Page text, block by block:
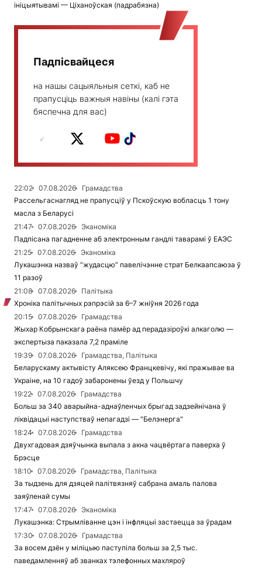
ініцыятывамі — Ціханоўская (падрабязна)
Падпісвайцеся
на нашы сацыяльныя сеткі, каб не
прапусціць важныя навіны (калі гэта
бяспечна для вас)
22:02 07.08.2026
Грамадства
Рассельгаснагляд не прапусціў у Пскоўскую вобласць 1 тону
масла з Беларусі
21:47
07.08.2026
Эканоміка
Падпісана пагадненне аб электронным гандлі таварамі ў ЕАЭС
21:25
07.08.2026
Эканоміка
Лукашэнка назваў “жудасцю” павелічэнне страт Белкаапсаюза ў
11 разоў
21:08
07.08.2026
Палітыка
Хроніка палітычных рэпрэсій за 6–7 жніўня 2026 года
20:15
07.08.2026
Грамадства
Жыхар Кобрынскага раёна памёр ад перадазіроўкі алкаголю —
экспертыза паказала 7,2 праміле
19:39
07.08.2026
Грамадства, Палітыка
Беларускаму актывісту Аляксею Францкевічу, які пражывае ва
Украіне, на 10 гадоў забаронены ўезд у Польшчу
19:22
07.08.2026
Грамадства
Больш за 340 аварыйна-аднаўленчых брыгад задзейнічана ў
ліквідацыі наступстваў непагадзі — "Белэнерга"
18:24
07.08.2026
Грамадства
Двухгадовая дзяўчынка выпала з акна чацвёртага паверха ў
Брэсце
18:10
07.08.2026
Грамадства, Палітыка
За тыдзень для дзяцей палітвязняў сабрана амаль палова
заяўленай сумы
17:47
07.08.2026
Эканоміка
Лукашэнка: Стрымліванне цэн і інфляцыі застаецца за ўрадам
17:30
07.08.2026
Грамадства
За восем дзён у міліцыю паступіла больш за 2,5 тыс.
паведамленняў аб званках тэлефонных махляроў